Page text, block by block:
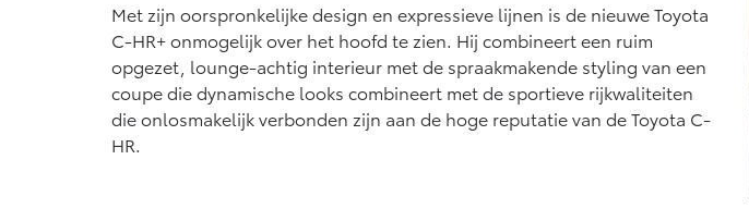
Met zijn oorspronkelijke design en expressieve lijnen is de nieuwe Toyota
C-HR+ onmogelijk over het hoofd te zien. Hij combineert een ruim
opgezet, lounge-achtig interieur met de spraakmakende styling van een
coupe die dynamische looks combineert met de sportieve rijkwaliteiten
die onlosmakelijk verbonden zijn aan de hoge reputatie van de Toyota C-
HR.